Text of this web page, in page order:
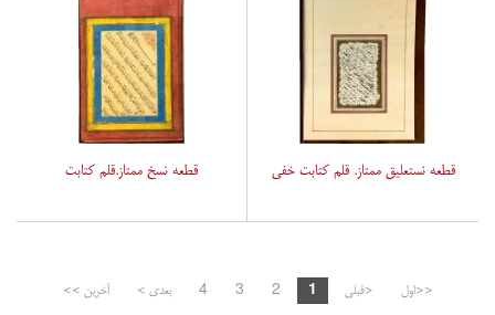
قطعه نستعلیق ممتاز. قلم کتابت خفی قطعه نسخ ممتاز.قلم کتابت
<<اول <قبلی 1
2
3
4 بعدی > آخرین >>